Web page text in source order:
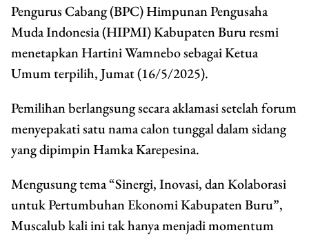
Pengurus Cabang (BPC) Himpunan Pengusaha
Muda Indonesia (HIPMI) Kabupaten Buru resmi
menetapkan Hartini Wamnebo sebagai Ketua
Umum terpilih, Jumat (16/5/2025).
Pemilihan berlangsung secara aklamasi setelah forum
menyepakati satu nama calon tunggal dalam sidang
yang dipimpin Hamka Karepesina.
Mengusung tema “Sinergi, Inovasi, dan Kolaborasi
untuk Pertumbuhan Ekonomi Kabupaten Buru”,
Muscalub kali ini tak hanya menjadi momentum